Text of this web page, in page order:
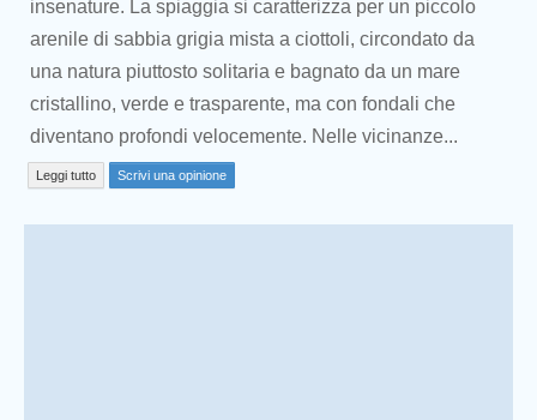
insenature. La spiaggia si caratterizza per un piccolo
arenile di sabbia grigia mista a ciottoli, circondato da
una natura piuttosto solitaria e bagnato da un mare
cristallino, verde e trasparente, ma con fondali che
diventano profondi velocemente. Nelle vicinanze...
Leggi tutto Scrivi una opinione